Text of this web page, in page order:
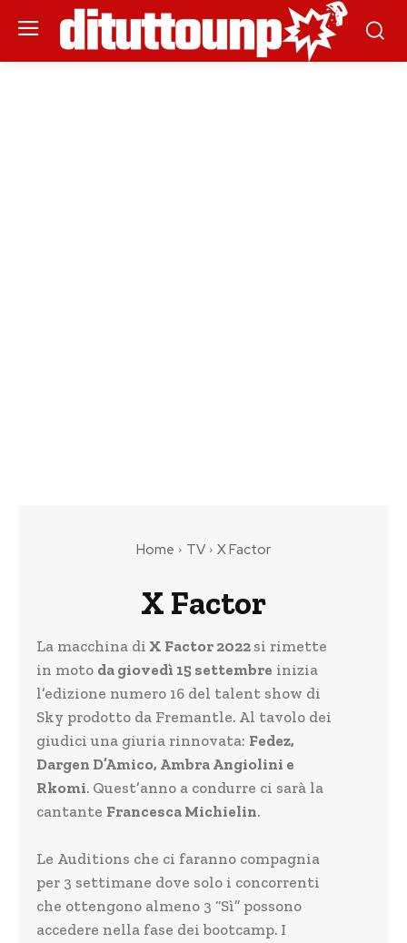
Home TV X Factor
X Factor
La macchina di X Factor 2022 si rimette
in moto da giovedì 15 settembre inizia
l’edizione numero 16 del talent show di
Sky prodotto da Fremantle. Al tavolo dei
giudici una giuria rinnovata: Fedez,
Dargen D’Amico, Ambra Angiolini e
Rkomi. Quest’anno a condurre ci sarà la
cantante Francesca Michielin.
Le Auditions che ci faranno compagnia
per 3 settimane dove solo i concorrenti
che ottengono almeno 3 “Sì” possono
accedere nella fase dei bootcamp. I